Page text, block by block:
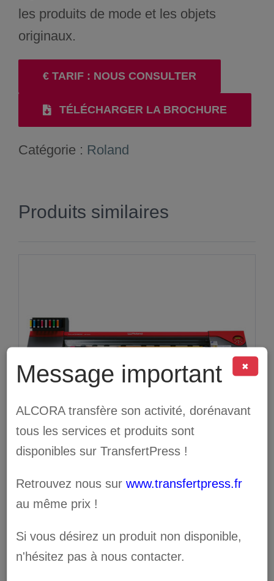
les produits de mode et les objets
originaux.
€ TARIF : NOUS CONSULTER
TÉLÉCHARGER LA BROCHURE
Catégorie : Roland
Produits similaires
Roland RF-640 8C
VersaEXPRESS
✖
Message important
ALCORA transfère son activité, dorénavant
tous les services et produits sont
disponibles sur TransfertPress !
Retrouvez nous surwww.transfertpress.fr
au même prix !
Si vous désirez un produit non disponible,
n'hésitez pas à nous contacter.